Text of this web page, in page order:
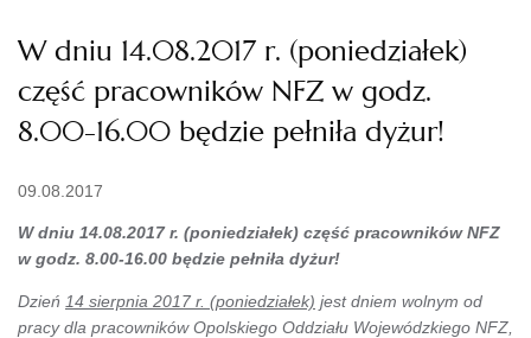
W dniu 14.08.2017 r. (poniedziałek)
część pracowników NFZ w godz.
8.00-16.00 będzie pełniła dyżur!
09.08.2017
W dniu 14.08.2017 r. (poniedziałek) część pracowników NFZ
w godz. 8.00-16.00 będzie pełniła dyżur!
Dzień 14 sierpnia 2017 r. (poniedziałek) jest dniem wolnym od
pracy dla pracowników Opolskiego Oddziału Wojewódzkiego NFZ,